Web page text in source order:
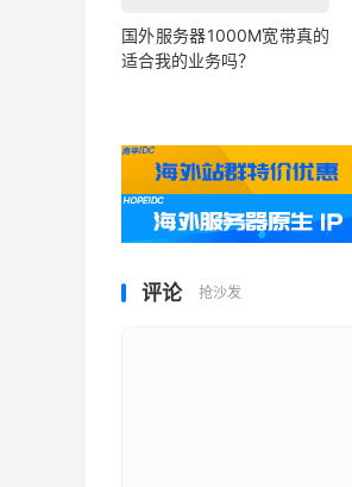
国外服务器1000M宽带真的
适合我的业务吗？
评论 抢沙发